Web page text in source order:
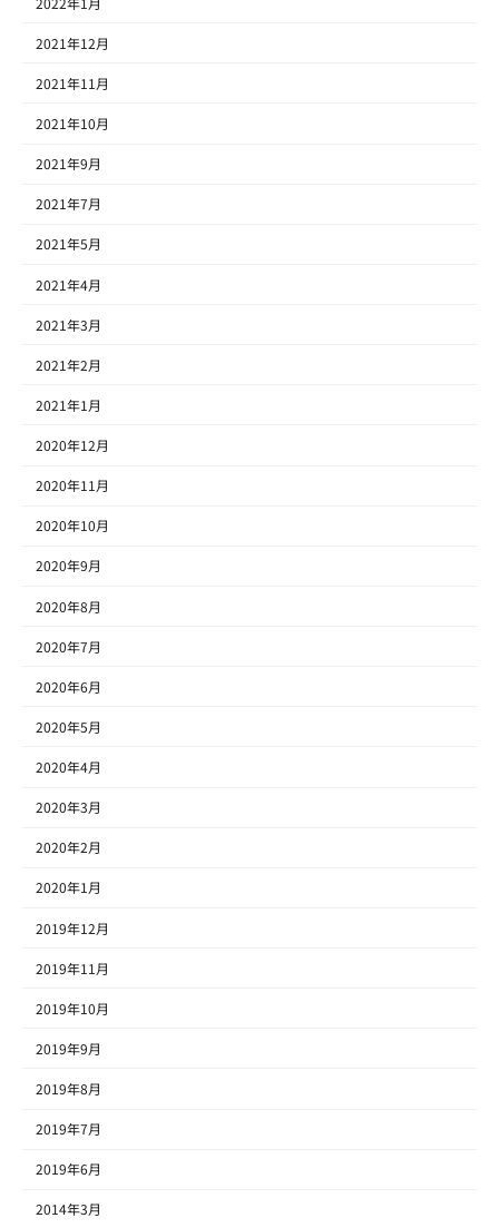
2021年12月
2021年11月
2021年10月
2021年9月
2021年7月
2021年5月
2021年4月
2021年3月
2021年2月
2021年1月
2020年12月
2020年11月
2020年10月
2020年9月
2020年8月
2020年7月
2020年6月
2020年5月
2020年4月
2020年3月
2020年2月
2020年1月
2019年12月
2019年11月
2019年10月
2019年9月
2019年8月
2019年7月
2019年6月
2014年3月